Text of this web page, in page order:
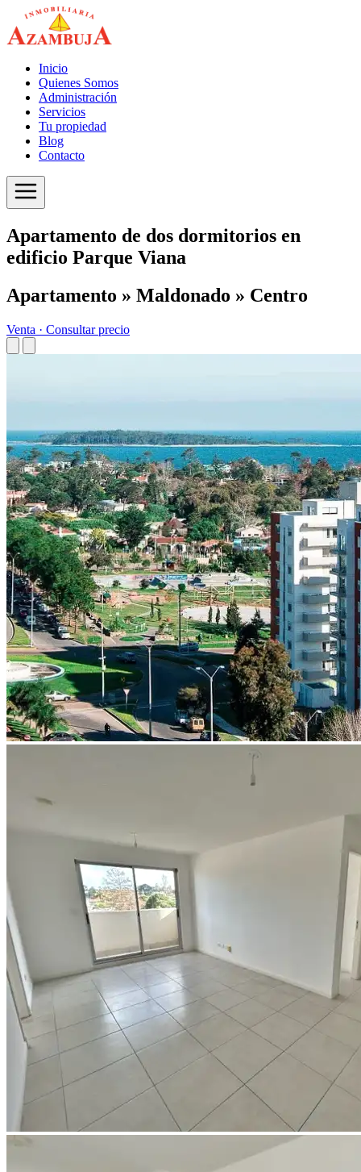
Inicio
Quienes Somos
Administración
Servicios
Tu propiedad
Blog
Contacto
Apartamento de dos dormitorios en
edificio Parque Viana
Apartamento » Maldonado » Centro
Venta · Consultar precio